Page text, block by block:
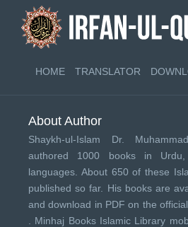
HOME TRANSLATOR
About Author
Shaykh-ul-Islam Dr.
authored 1000 books in
languages. About 650 of these
published so far. His books are
and download in PDF on the
Minhaj Books Islamic Library